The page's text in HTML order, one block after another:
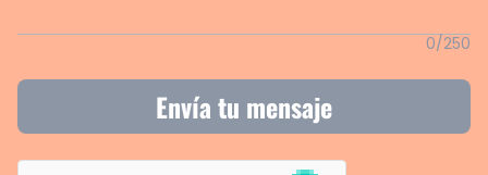
0/250
Envía tu mensaje